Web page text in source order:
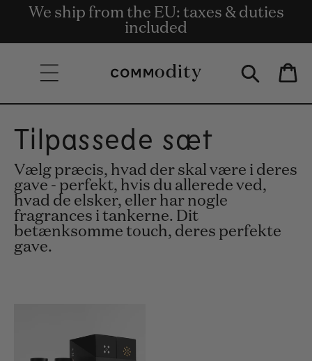
Skip to content
Gratis levering på ordrer på 135 € og
derover.
We ship from the EU: taxes & duties
included
Get rewards for shopping with
Commodity.Circle
Bag
Tilpassede sæt
Vælg præcis, hvad der skal være i deres
gave - perfekt, hvis du allerede ved,
hvad de elsker, eller har nogle
fragrances i tankerne. Dit
betænksomme touch, deres perfekte
gave.